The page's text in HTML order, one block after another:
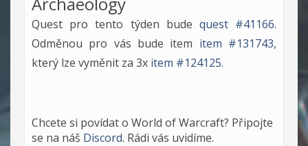
Quest pro tento týden bude quest #41166.
Odměnou pro vás bude item item #131743,
který lze vyměnit za 3x item #124125.
Chcete si povídat o World of Warcraft? Připojte
se na náš Discord. Rádi vás uvidíme.